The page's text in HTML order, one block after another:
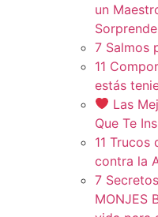
un
7 Salmos
11
estás
Las
Que Te
11 Trucos
contra la
7
MONJES